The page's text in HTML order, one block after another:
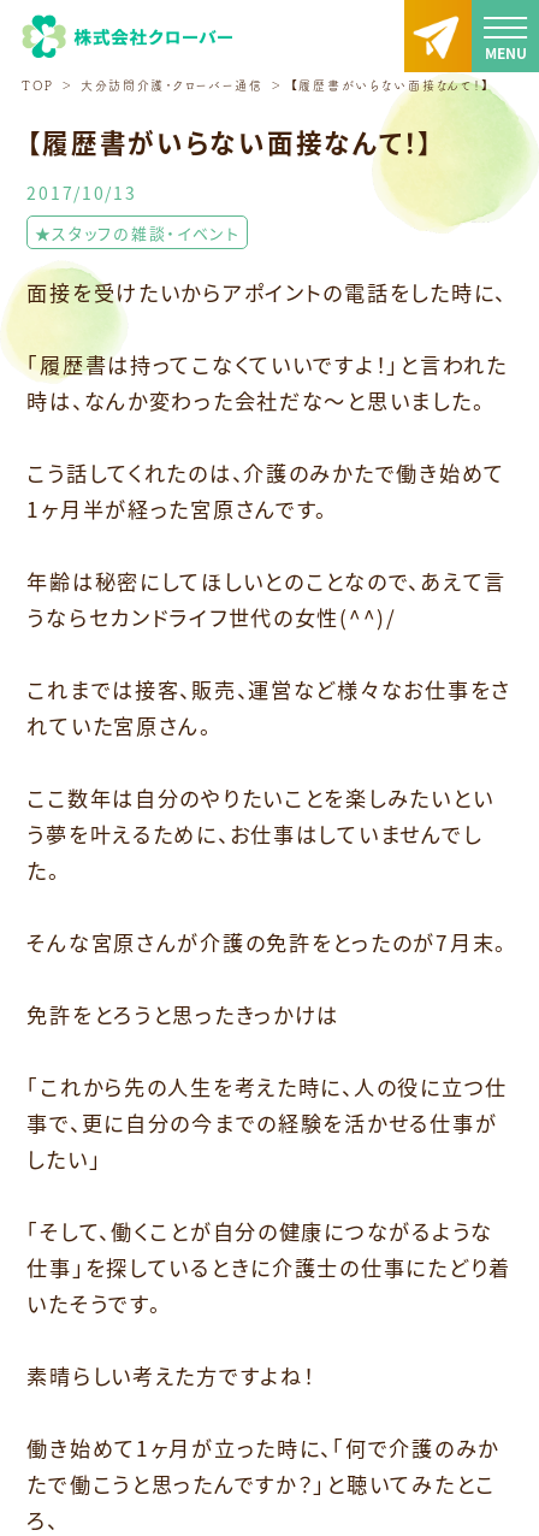
TOP 大分訪問介護・クローバー通信 【履歴書がいらない面接なんて！】
【履歴書がいらない面接なんて！】
2017/10/13
★スタッフの雑談・イベント
面接を受けたいからアポイントの電話をした時に、
｢履歴書は持ってこなくていいですよ！｣と言われた
時は、なんか変わった会社だな〜と思いました。
こう話してくれたのは、介護のみかたで働き始めて
1ヶ月半が経った宮原さんです。
年齢は秘密にしてほしいとのことなので、あえて言
うならセカンドライフ世代の女性(^^)/
これまでは接客、販売、運営など様々なお仕事をさ
れていた宮原さん。
ここ数年は自分のやりたいことを楽しみたいとい
う夢を叶えるために、お仕事はしていませんでし
た。
そんな宮原さんが介護の免許をとったのが7月末。
免許をとろうと思ったきっかけは
｢これから先の人生を考えた時に、人の役に立つ仕
事で、更に自分の今までの経験を活かせる仕事が
したい」
｢そして、働くことが自分の健康につながるような
仕事｣を探しているときに介護士の仕事にたどり着
いたそうです。
素晴らしい考えた方ですよね！
働き始めて1ヶ月が立った時に、｢何で介護のみか
たで働こうと思ったんですか？｣と聴いてみたとこ
ろ、